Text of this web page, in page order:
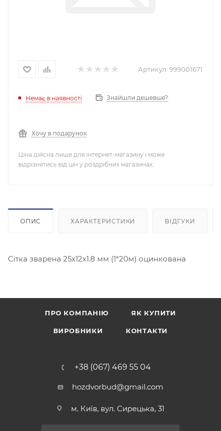
Артикул: 999001671
Немає в наявності Знайшли дешевше?
Хочу в подарунок
Ціна дійсна лише для інтернет-магазину і може
відрізнятись від цін у роздрібних магазинах.
ОПИС ХАРАКТЕРИСТИКИ ВІДГУКИ
Сітка зварена 25x12x1.8 мм (1*20м) оцинкована
ПРО КОМПАНІЮ ЯК КУПИТИ
ВИРОБНИКИ КОНТАКТИ
+38 (067) 469 55 04
hozdvorbud@gmail.com
м. Київ, вул. Сирецька, 31